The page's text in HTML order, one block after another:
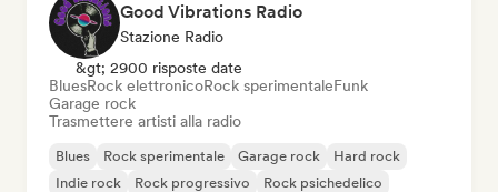
Good Vibrations Radio
Stazione Radio
&gt; 2900 risposte date
BluesRock elettronicoRock sperimentaleFunk
Garage rock
Trasmettere artisti alla radio
Blues Rock sperimentale Garage rock
Hard rock
Indie rock
Rock progressivo
Rock psichedelico